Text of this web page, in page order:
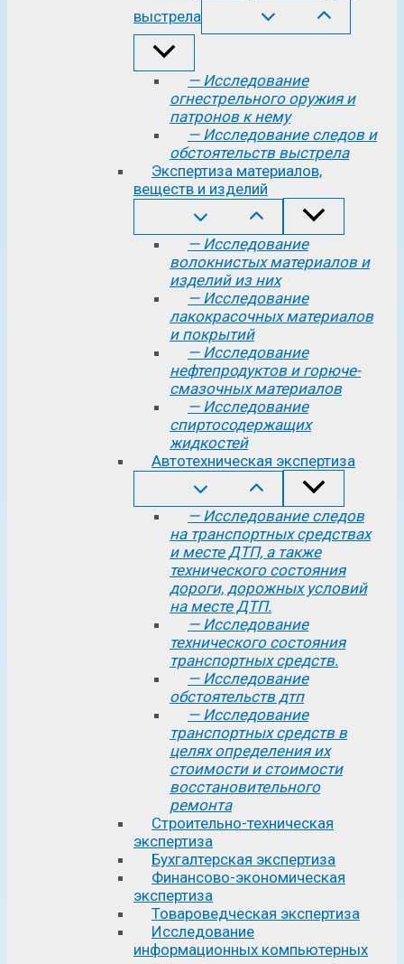
выстрела
— Исследование
огнестрельного оружия и
патронов к нему
— Исследование следов и
обстоятельств выстрела
Экспертиза материалов,
веществ и изделий
— Исследование
волокнистых материалов и
изделий из них
— Исследование
лакокрасочных материалов
и покрытий
— Исследование
нефтепродуктов и горюче-
смазочных материалов
— Исследование
спиртосодержащих
жидкостей
Автотехническая экспертиза
— Исследование следов
на транспортных средствах
и месте ДТП, а также
технического состояния
дороги, дорожных условий
на месте ДТП.
— Исследование
технического состояния
транспортных средств.
— Исследование
обстоятельств дтп
— Исследование
транспортных средств в
целях определения их
стоимости и стоимости
восстановительного
ремонта
Строительно-техническая
экспертиза
Бухгалтерская экспертиза
Финансово-экономическая
экспертиза
Товароведческая экспертиза
Исследование
информационных компьютерных